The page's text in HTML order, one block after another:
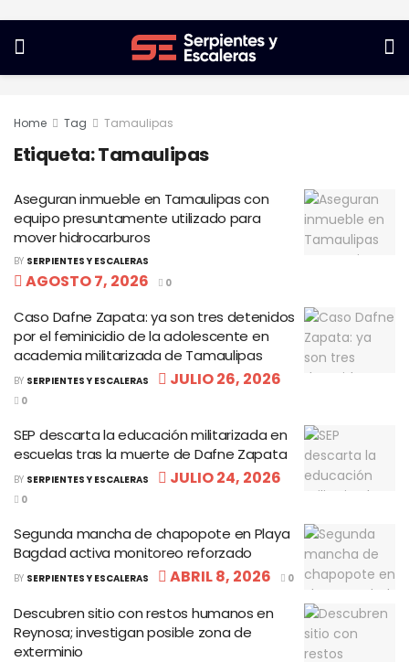
Home Tag Tamaulipas
Etiqueta:Tamaulipas
Aseguran inmueble en Tamaulipas con
equipo presuntamente utilizado para
mover hidrocarburos
BY SERPIENTES Y ESCALERAS
AGOSTO 7, 2026 0
Caso Dafne Zapata: ya son tres detenidos
por el feminicidio de la adolescente en
academia militarizada de Tamaulipas
BY SERPIENTES Y ESCALERAS JULIO 26, 2026
0
SEP descarta la educación militarizada en
escuelas tras la muerte de Dafne Zapata
BY SERPIENTES Y ESCALERAS JULIO 24, 2026
0
Segunda mancha de chapopote en Playa
Bagdad activa monitoreo reforzado
BY SERPIENTES Y ESCALERAS ABRIL 8, 2026 0
Descubren sitio con restos humanos en
Reynosa; investigan posible zona de
exterminio